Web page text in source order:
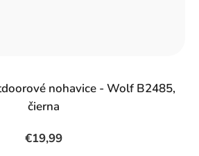
nohavice - Wolf B2485,
čierna
€19,99